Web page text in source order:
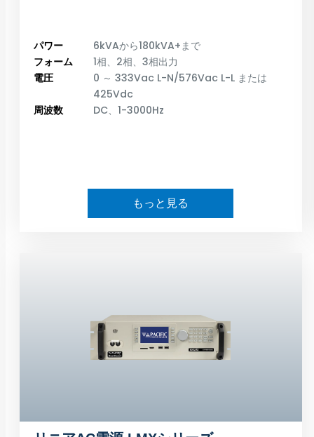
パワー
6kVAから180kVA+まで
フォーム
1相、2相、3相出力
電圧
0 ～ 333Vac L-N/576Vac L-L または
425Vdc
周波数
DC、1-3000Hz
もっと見る